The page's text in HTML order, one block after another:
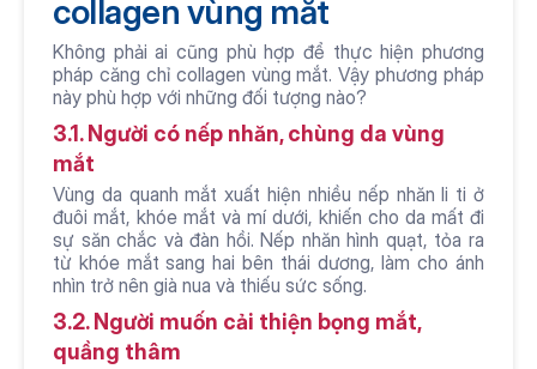
collagen vùng mắt
Không phải ai cũng phù hợp để thực hiện phương
pháp căng chỉ collagen vùng mắt. Vậy phương pháp
này phù hợp với những đối tượng nào?
3.1. Người có nếp nhăn, chùng da vùng
mắt
Vùng da quanh mắt xuất hiện nhiều nếp nhăn li ti ở
đuôi mắt, khóe mắt và mí dưới, khiến cho da mất đi
sự săn chắc và đàn hồi. Nếp nhăn hình quạt, tỏa ra
từ khóe mắt sang hai bên thái dương, làm cho ánh
nhìn trở nên già nua và thiếu sức sống.
3.2. Người muốn cải thiện bọng mắt,
quầng thâm